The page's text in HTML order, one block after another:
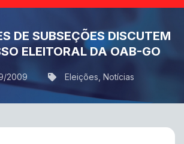
DE SUBSEÇÕES DISCUTEM
ELEITORAL DA OAB-GO
2009 Eleições Notícias